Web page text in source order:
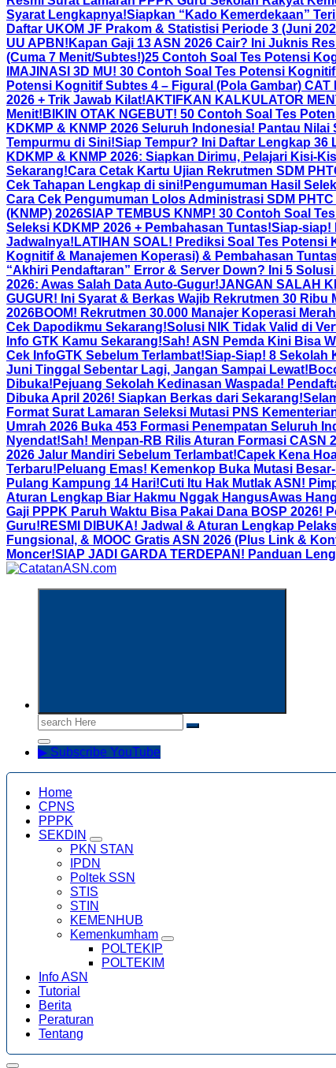
Syarat Lengkapnya!Siapkan “Kado Kemerdekaan”
Daftar UKOM JF Prakom & Statistisi Periode 3 (Juni
UU APBN! Kapan Gaji 13 ASN 2026 Cair? Ini Juknis
(Cuma 7 Menit/Subtes!)25 Contoh Soal Tes Potensi
IMAJINASI 3D MU! 30 Contoh Soal Tes Potensi
Potensi Kognitif Subtes 4 – Figural (Pola Gambar) CAT
2026 + Trik Jawab Kilat!AKTIFKAN KALKULATOR
Menit! BIKIN OTAK NGEBUT! 50 Contoh Soal Tes
KDKMP & KNMP 2026 Seluruh Indonesia! Pantau Nilai
Tempurmu di Sini!Siap Tempur? Ini Daftar Lengkap
KDKMP & KNMP 2026: Siapkan Dirimu, Pelajari Kisi-
Sekarang!Cara Cetak Kartu Ujian Rekrutmen SDM
Cek Tahapan Lengkap di sini! Pengumuman Hasil
Cara Cek Pengumuman Lolos Administrasi SDM
(KNMP) 2026SIAP TEMBUS KNMP! 30 Contoh Soal
Seleksi KDKMP 2026 + Pembahasan Tuntas!Siap-siap!
Jadwalnya! LATIHAN SOAL! Prediksi Soal Tes
Kognitif & Manajemen Koperasi) & Pembahasan
“Akhiri Pendaftaran” Error & Server Down? Ini 5
2026: Awas Salah Data Auto-Gugur!JANGAN SALAH
GUGUR! Ini Syarat & Berkas Wajib Rekrutmen 30 Ribu
2026BOOM! Rekrutmen 30.000 Manajer Koperasi
Cek Dapodikmu Sekarang!Solusi NIK Tidak Valid di
Info GTK Kamu Sekarang!Sah! ASN Pemda Kini Bisa
Cek InfoGTK Sebelum Terlambat!Siap-Siap! 8 Sekolah
Juni Tinggal Sebentar Lagi, Jangan Sampai Lewat!
Dibuka! Pejuang Sekolah Kedinasan Waspada!
Dibuka April 2026! Siapkan Berkas dari Sekarang!
Format Surat Lamaran Seleksi Mutasi PNS
Umrah 2026 Buka 453 Formasi Penempatan Seluruh
Nyendat!Sah! Menpan-RB Rilis Aturan Formasi CASN
2026 Jalur Mandiri Sebelum Terlambat!Capek Kena
Terbaru! Peluang Emas! Kemenkop Buka Mutasi
Pulang Kampung 14 Hari!Cuti Itu Hak Mutlak ASN!
Aturan Lengkap Biar Hakmu Nggak HangusAwas
Gaji PPPK Paruh Waktu Bisa Pakai Dana BOSP 2026!
Guru! RESMI DIBUKA! Jadwal & Aturan Lengkap
Fungsional, & MOOC Gratis ASN 2026 (Plus Link &
Moncer!SIAP JADI GARDA TERDEPAN! Panduan
Search
for:
▶ Subscribe YouTube
Home
CPNS
PPPK
SEKDIN
PKN STAN
IPDN
Poltek SSN
STIS
STIN
KEMENHUB
Kemenkumham
POLTEKIP
POLTEKIM
Info ASN
Tutorial
Berita
Peraturan
Tentang